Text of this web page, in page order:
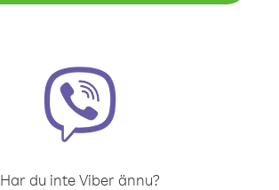
Har du inte Viber ännu?